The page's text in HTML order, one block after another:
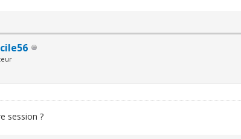
session ?